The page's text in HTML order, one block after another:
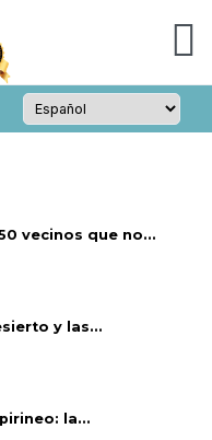
vecinos que no...
y las...
la...